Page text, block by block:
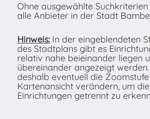
Ohne ausgewählte
alle Anbieter in der Stadt
Hinweis: In der eingeblendeten
des Stadtplans gibt es
relativ nahe beieinander liegen
übereinander angezeigt werden.
deshalb eventuell die
Kartenansicht verändern, um
Einrichtungen getrennt zu